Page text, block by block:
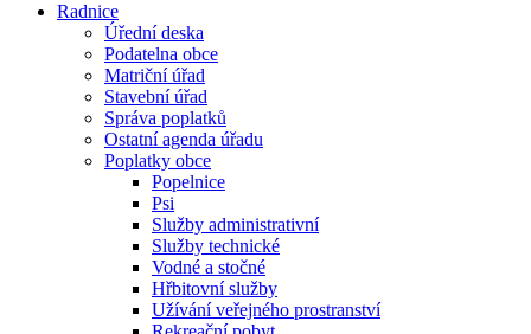
Radnice
Úřední deska
Podatelna obce
Matriční úřad
Stavební úřad
Správa poplatků
Ostatní agenda úřadu
Poplatky obce
Popelnice
Psi
Služby administrativní
Služby technické
Vodné a stočné
Hřbitovní služby
Užívání veřejného prostranství